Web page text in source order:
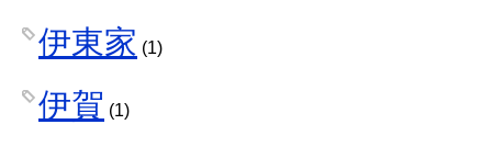
伊東家 (1)
伊賀 (1)